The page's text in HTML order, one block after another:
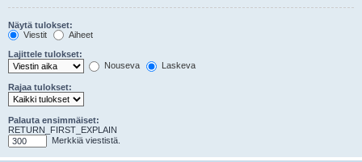
Näytä tulokset:
Viestit
Aiheet
Lajittele tulokset:
Nouseva
Laskeva
Rajaa tulokset:
Palauta ensimmäiset:
RETURN_FIRST_EXPLAIN
Merkkiä viestistä.